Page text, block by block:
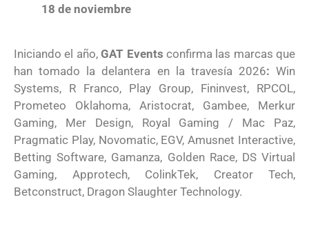
18 de noviembre
Iniciando el año,GAT Events confirma las marcas que
han tomado la delantera en la travesía 2026: Win
Systems, R Franco, Play Group, Fininvest, RPCOL,
Prometeo Oklahoma, Aristocrat, Gambee, Merkur
Gaming, Mer Design, Royal Gaming / Mac Paz,
Pragmatic Play, Novomatic, EGV, Amusnet Interactive,
Betting Software, Gamanza, Golden Race, DS Virtual
Gaming, Approtech, ColinkTek, Creator Tech,
Betconstruct, Dragon Slaughter Technology.